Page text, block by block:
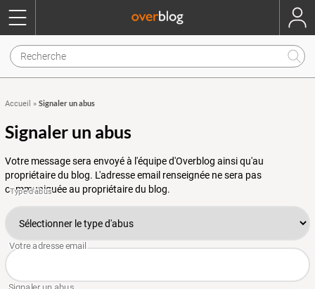
Accueil » Signaler un abus
Signaler un abus
Votre message sera envoyé à l'équipe d'Overblog ainsi qu'au
propriétaire du blog. L'adresse email renseignée ne sera pas
communiquée au propriétaire du blog.